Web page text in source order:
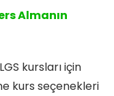
Almanın
kursları için
kurs seçenekleri